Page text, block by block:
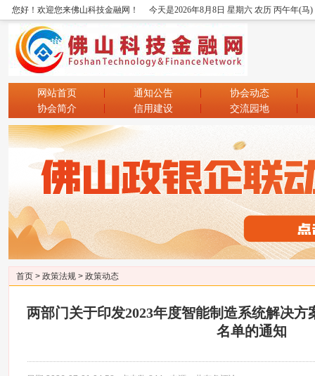
您好！欢迎您来佛山科技金融网！ 今天是2026年8月8日 星期六 农历 丙午年(马
网站首页 通知公告
协会动态
协会简介
信用建设 交流园地
首页 > 政策法规 > 政策动态
两部门关于印发2023年度智能制造系统解决方
名单的通知